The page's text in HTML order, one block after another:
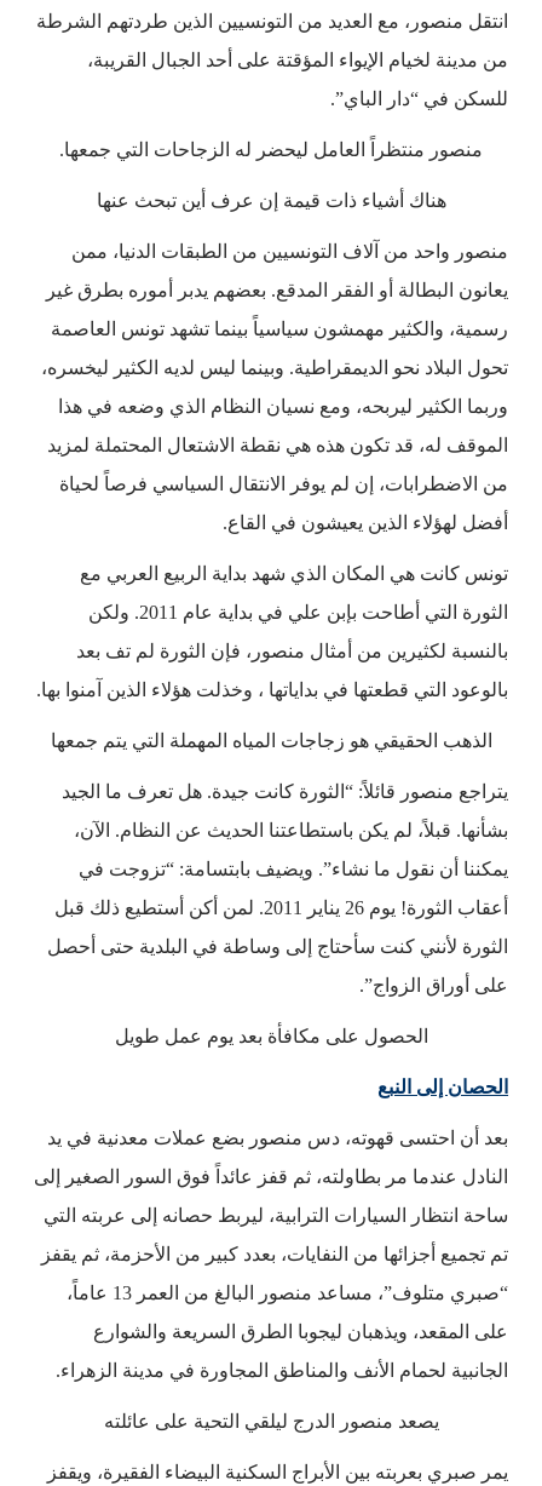
انتقل منصور، مع العديد من التونسيين الذين طردتهم الشرطة
من مدينة لخيام الإيواء المؤقتة على أحد الجبال القريبة،
للسكن في “دار الباي”.
منصور منتظراً العامل ليحضر له الزجاحات التي جمعها.
هناك أشياء ذات قيمة إن عرف أين تبحث عنها
منصور واحد من آلاف التونسيين من الطبقات الدنيا، ممن
يعانون البطالة أو الفقر المدقع. بعضهم يدبر أموره بطرق غير
رسمية، والكثير مهمشون سياسياً بينما تشهد تونس العاصمة
تحول البلاد نحو الديمقراطية. وبينما ليس لديه الكثير ليخسره،
وربما الكثير ليربحه، ومع نسيان النظام الذي وضعه في هذا
الموقف له، قد تكون هذه هي نقطة الاشتعال المحتملة لمزيد
من الاضطرابات، إن لم يوفر الانتقال السياسي فرصاً لحياة
أفضل لهؤلاء الذين يعيشون في القاع.
تونس كانت هي المكان الذي شهد بداية الربيع العربي مع
الثورة التي أطاحت بإبن علي في بداية عام 2011. ولكن
بالنسبة لكثيرين من أمثال منصور، فإن الثورة لم تف بعد
بالوعود التي قطعتها في بداياتها ، وخذلت هؤلاء الذين آمنوا بها.
الذهب الحقيقي هو زجاجات المياه المهملة التي يتم جمعها
يتراجع منصور قائلاً: “الثورة كانت جيدة. هل تعرف ما الجيد
بشأنها. قبلاً، لم يكن باستطاعتنا الحديث عن النظام. الآن،
يمكننا أن نقول ما نشاء”. ويضيف بابتسامة: “تزوجت في
أعقاب الثورة! يوم 26 يناير 2011. لمن أكن أستطيع ذلك قبل
الثورة لأنني كنت سأحتاج إلى وساطة في البلدية حتى أحصل
على أوراق الزواج”.
الحصول على مكافأة بعد يوم عمل طويل
الحصان إلى النبع
بعد أن احتسى قهوته، دس منصور بضع عملات معدنية في يد
النادل عندما مر بطاولته، ثم قفز عائداً فوق السور الصغير إلى
ساحة انتظار السيارات الترابية، ليربط حصانه إلى عربته التي
تم تجميع أجزائها من النفايات، بعدد كبير من الأحزمة، ثم يقفز
“صبري متلوف”، مساعد منصور البالغ من العمر 13 عاماً،
على المقعد، ويذهبان ليجوبا الطرق السريعة والشوارع
الجانبية لحمام الأنف والمناطق المجاورة في مدينة الزهراء.
يصعد منصور الدرج ليلقي التحية على عائلته
يمر صبري بعربته بين الأبراج السكنية البيضاء الفقيرة، ويقفز